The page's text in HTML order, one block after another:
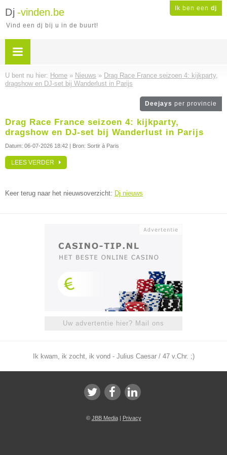
Ik ben een dj
Dj -vinden.be
Vind een dj bij u in de buurt!
U bent nu hier: Home » Nieuws » Drag Race France seizoen 4: kijkparty,
dragshow en DJ-set bij Wanderlust in Parijs
Deejays per provincie
Drag Race France seizoen 4: kijkparty,
dragshow en DJ-set bij Wanderlust in Parijs
Datum: 06-07-2026 18:42 | Bron: Sortir à Paris
LEES VERDER
Keer terug naar het nieuwsoverzicht: Dj nieuws
Uw advertentie hier? Mail ons
Ik kwam, ik zocht, ik vond - Julius Caesar / 47 v.Chr. ;)
© JBB Media| Privacy